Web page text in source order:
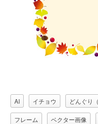
AI イチョウ どんぐり
フレーム ベクター画像